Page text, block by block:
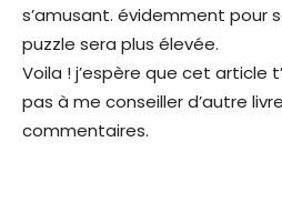
s’amusant. évidemment pour
puzzle sera plus élevée.
Voila ! j’espère que cet article
pas à me conseiller d’autre
commentaires.